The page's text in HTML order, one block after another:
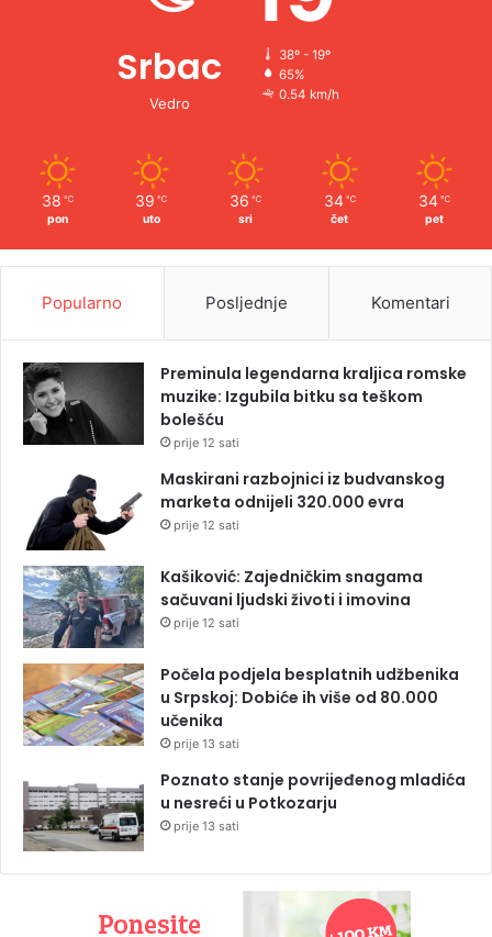
Srbac
Vedro
38º - 19º
65%
0.54 km/h
38 ℃
pon
39 ℃
uto
36 ℃
sri
34 ℃
čet
34 ℃
pet
Popularno Posljednje Komentari
Preminula legendarna kraljica romske
muzike: Izgubila bitku sa teškom
bolešću
prije 12 sati
Maskirani razbojnici iz budvanskog
marketa odnijeli 320.000 evra
prije 12 sati
Kašiković: Zajedničkim snagama
sačuvani ljudski životi i imovina
prije 12 sati
Počela podjela besplatnih udžbenika
u Srpskoj: Dobiće ih više od 80.000
učenika
prije 13 sati
Poznato stanje povrijeđenog mladića
u nesreći u Potkozarju
prije 13 sati